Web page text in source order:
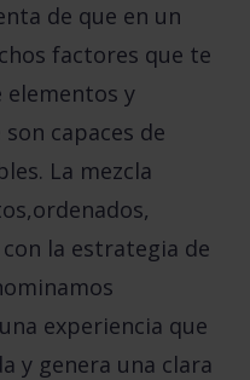
de que en un
factores que te
elementos y
capaces de
La mezcla
la estrategia de
experiencia que
y genera una clara